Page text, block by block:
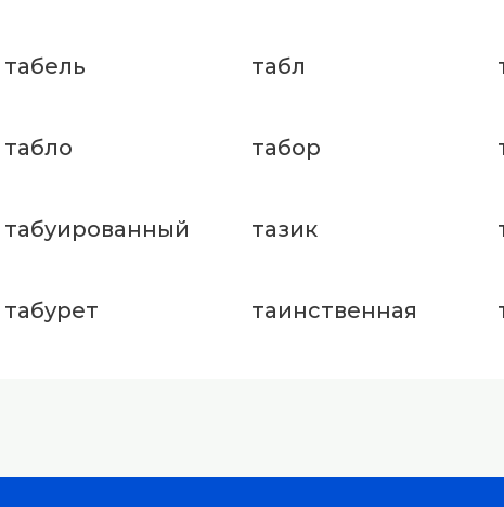
табель табл
табло табор
табуированный тазик
табурет таинственная